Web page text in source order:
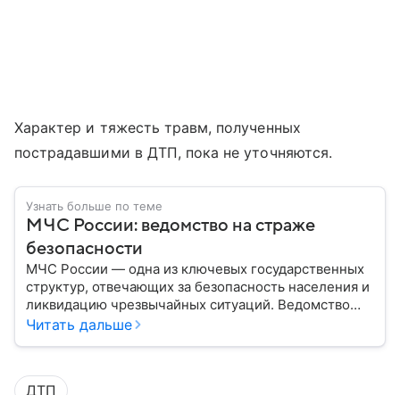
Характер и тяжесть травм, полученных
пострадавшими в ДТП, пока не уточняются.
Узнать больше по теме
МЧС России: ведомство на страже
безопасности
МЧС России — одна из ключевых государственных
структур, отвечающих за безопасность населения и
ликвидацию чрезвычайных ситуаций. Ведомство
играет важную роль в защите граждан от
представляет собой МЧС, как оно устроено, какие
Читать дальше
ДТП